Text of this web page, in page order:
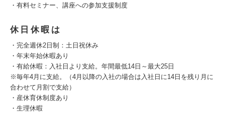
・有料セミナー、講座への参加支援制度
休日休暇は
・完全週休2日制：土日祝休み
・年末年始休暇あり
・有給休暇：入社日より支給。年間最低14日～最大25日
※毎年4月に支給。（4月以降の入社の場合は入社日に14日を残り月に
合わせて月割で支給）
・産休育休制度あり
・生理休暇